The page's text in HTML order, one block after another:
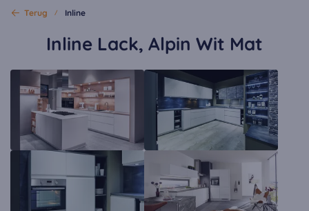
Terug Inline
Inline Lack, Alpin Wit Mat